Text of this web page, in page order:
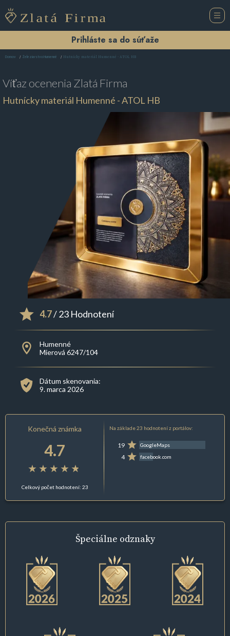
Prihláste sa do súťaže
Domov Železiarstvo Humenné Hutnícky materiál Humenné - ATOL HB
Víťaz ocenenia Zlatá Firma
Hutnícky materiál Humenné - ATOL HB
4.7/ 23 Hodnotení
Humenné
Mierová 6247/104
Dátum skenovania:
9. marca 2026
Konečná známka
4.7
Celkový počet hodnotení: 23
Na základe 23 hodnotení z portálov:
19 GoogleMaps
4 facebook.com
Špeciálne odznaky